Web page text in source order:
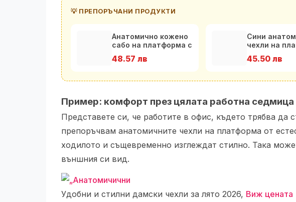
💡 ПРЕПОРЪЧАНИ ПРОДУКТИ
Анатомично кожено
сабо на платформа с
48.57 лв
Сини
чехли на
45.50 лв
Пример: комфорт през цялата работна седмица
Представете си, че работите в офис, където трябва да
препоръчвам анатомичните чехли на платформа от
ходилото и същевременно изглеждат стилно. Така
външния си вид.
Удобни и стилни дамски чехли за лято 2026, Виж цената